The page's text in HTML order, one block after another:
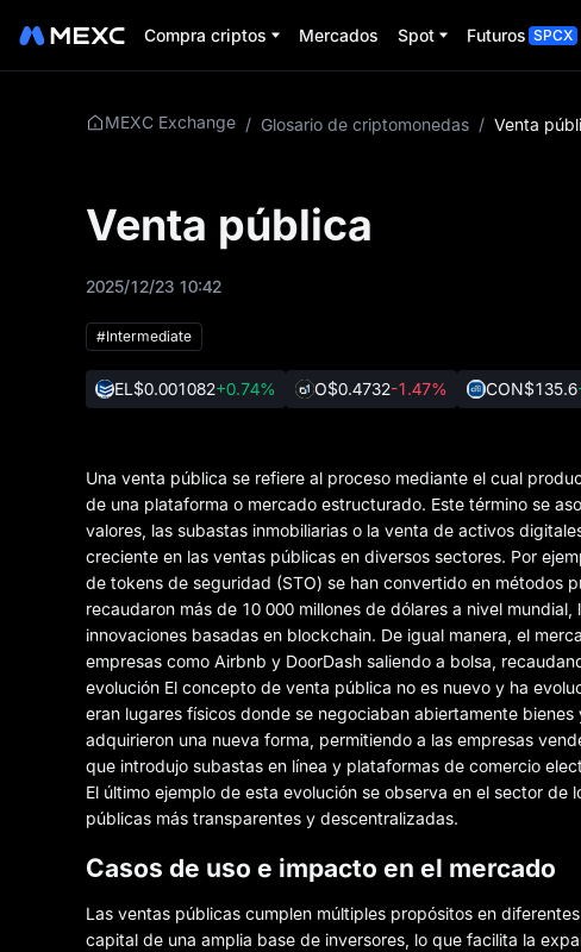
Compra criptos Mercados Spot Futuros SPCX
MEXC Exchange / Glosario de criptomonedas / Venta
Venta pública
2025/12/23 10:42
#Intermediate
EL$0.001082+0.74% O$0.4732-1.47% CON$135.6
Una venta pública se refiere al proceso mediante el cual
de una plataforma o mercado estructurado. Este término se
valores, las subastas inmobiliarias o la venta de activos
creciente en las ventas públicas en diversos sectores. Por
de tokens de seguridad (STO) se han convertido en métodos
recaudaron más de 10 000 millones de dólares a nivel
innovaciones basadas en blockchain. De igual manera, el
empresas como Airbnb y DoorDash saliendo a bolsa,
evolución El concepto de venta pública no es nuevo y ha
eran lugares físicos donde se negociaban abiertamente
adquirieron una nueva forma, permitiendo a las empresas
que introdujo subastas en línea y plataformas de comercio
El último ejemplo de esta evolución se observa en el sector
públicas más transparentes y descentralizadas.
Casos de uso e impacto en el mercado
Las ventas públicas cumplen múltiples propósitos en
capital de una amplia base de inversores, lo que facilita la